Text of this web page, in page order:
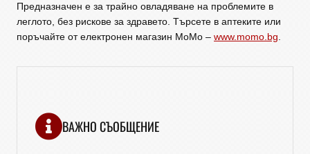
Предназначен е за трайно овладяване на проблемите в
леглото, без рискове за здравето. Търсете в аптеките или
поръчайте от електронен магазин МоМо – www.momo.bg.
ВАЖНО СЪОБЩЕНИЕ